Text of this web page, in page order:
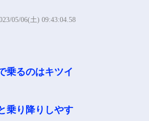
05/06(土) 09:43:04.58
乗るのはキツイ
乗り降りしやす